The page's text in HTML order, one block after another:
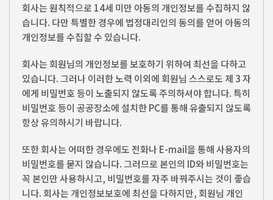
회사는 원칙적으로 14세 미만 아동의 개인정보를 수집하지 않
습니다. 다만 특별한 경우에 법정대리인의 동의를 얻어 아동의
개인정보를 수집할 수 있습니다.
회사는 회원님의 개인정보를 보호하기 위하여 최선을 다하고
있습니다. 그러나 이러한 노력 이외에 회원님 스스로도 제 3 자
에게 비밀번호 등이 노출되지 않도록 주의하셔야 합니다. 특히
비밀번호 등이 공공장소에 설치한 PC를 통해 유출되지 않도록
항상 유의하시기 바랍니다.
또한 회사는 어떠한 경우에도 전화나 E-mail을 통해 사용자의
비밀번호를 묻지 않습니다. 그러므로 본인의 ID와 비밀번호는
꼭 본인만 사용하시고, 비밀번호를 자주 바꿔주시는 것이 좋습
니다. 회사는 개인정보보호에 최선을 다하지만, 회원님 개인